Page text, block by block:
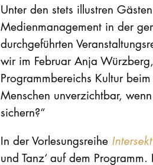
Unter den stets illustren
Medienmanagement in der
durchgeführten
wir im Februar Anja
Programmbereichs Kultur
Menschen unverzichtbar,
sichern?“
In der Vorlesungsreihe
und Tanz‘ auf dem